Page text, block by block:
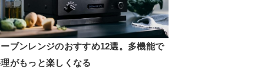
ブンレンジのおすすめ12選。多機能で
がもっと楽しくなる